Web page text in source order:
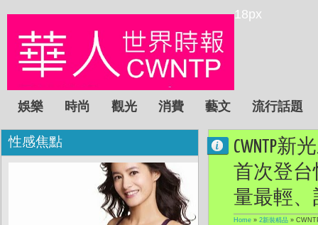
18px
娛樂 時尚 觀光 消費 藝文 流行話題
CWNTP新
首次登台
量最輕、
Home » 2新裝精品 »
性感焦點